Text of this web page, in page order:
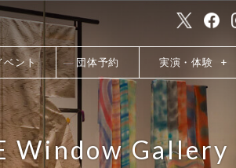
ベント 団体予約 実演・体験
Window Gallery